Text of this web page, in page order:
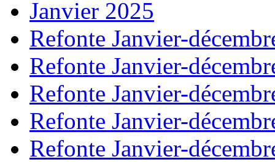
Janvier 2025
Refonte Janvier-
Refonte Janvier-
Refonte Janvier-
Refonte Janvier-
Refonte Janvier-